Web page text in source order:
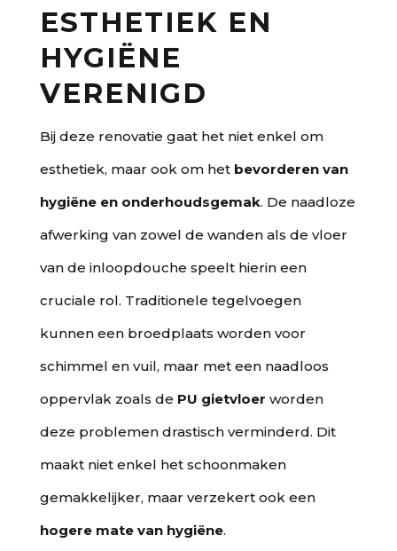
ESTHETIEK EN
HYGIËNE
VERENIGD
Bij deze renovatie gaat het niet enkel om
esthetiek, maar ook om het bevorderen van
hygiëne en onderhoudsgemak. De naadloze
afwerking van zowel de wanden als de vloer
van de inloopdouche speelt hierin een
cruciale rol. Traditionele tegelvoegen
kunnen een broedplaats worden voor
schimmel en vuil, maar met een naadloos
oppervlak zoals de PU gietvloer worden
deze problemen drastisch verminderd. Dit
maakt niet enkel het schoonmaken
gemakkelijker, maar verzekert ook een
hogere mate van hygiëne.